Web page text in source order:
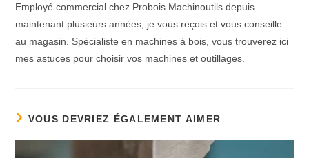
Employé commercial chez Probois Machinoutils depuis
maintenant plusieurs années, je vous reçois et vous conseille
au magasin. Spécialiste en machines à bois, vous trouverez ici
mes astuces pour choisir vos machines et outillages.
VOUS DEVRIEZ ÉGALEMENT AIMER